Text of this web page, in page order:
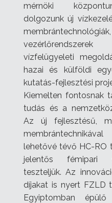
mérnöki
dolgozunk új
vízfelügyeleti
hazai és külföldi
kutatás-fejlesztési
Kiemelten fontosnak
tudás és a
Az új fejlesztésű,
lehetővé tévő HC-RO
jelentős fémipari
teszteljük. Az
díjakat is nyert FZLD
Egyiptomban